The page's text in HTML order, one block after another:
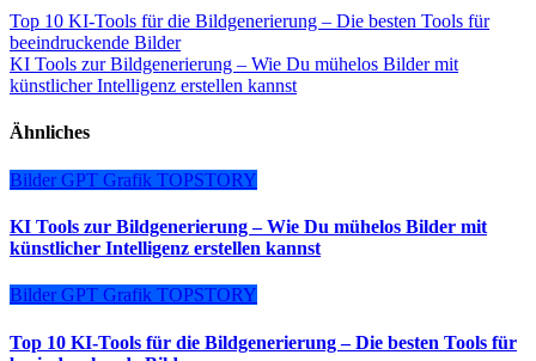
Beitragsnavigation
Top 10 KI-Tools für die Bildgenerierung – Die besten Tools für
beeindruckende Bilder
KI Tools zur Bildgenerierung – Wie Du mühelos Bilder mit
künstlicher Intelligenz erstellen kannst
Ähnliches
Bilder GPT Grafik TOPSTORY
KI Tools zur Bildgenerierung – Wie Du mühelos Bilder mit
künstlicher Intelligenz erstellen kannst
Bilder GPT Grafik TOPSTORY
Top 10 KI-Tools für die Bildgenerierung – Die besten Tools für